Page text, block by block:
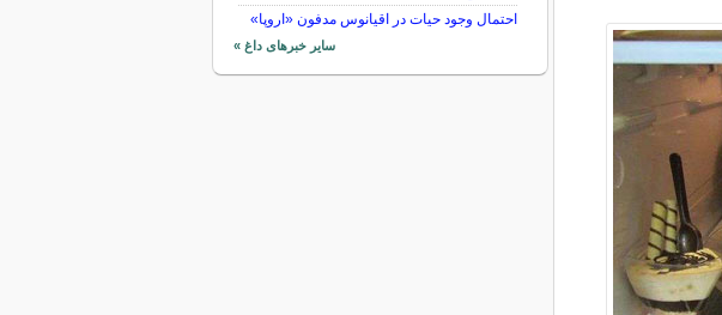
احتمال وجود حیات در اقیانوس مدفون «اروپا»
سایر خبرهای داغ »